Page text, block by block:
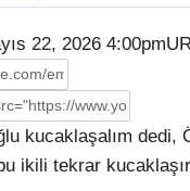
22, 2026 4:00pm
kucaklaşalım dedi,
ikili tekrar kucaklaşır